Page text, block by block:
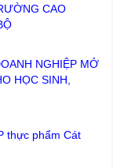
CAO
NGHIỆP MỞ
HỌC SINH,
thực phẩm Cát